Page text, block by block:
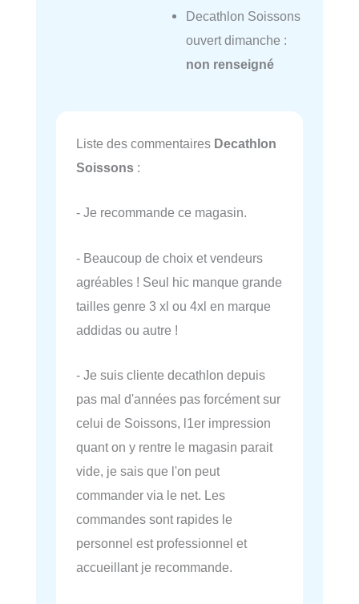
Decathlon Soissons
ouvert dimanche :
non renseigné
Liste des commentaires Decathlon
Soissons :
- Je recommande ce magasin.
- Beaucoup de choix et vendeurs
agréables ! Seul hic manque grande
tailles genre 3 xl ou 4xl en marque
addidas ou autre !
- Je suis cliente decathlon depuis
pas mal d'années pas forcément sur
celui de Soissons, l1er impression
quant on y rentre le magasin parait
vide, je sais que l'on peut
commander via le net. Les
commandes sont rapides le
personnel est professionnel et
accueillant je recommande.